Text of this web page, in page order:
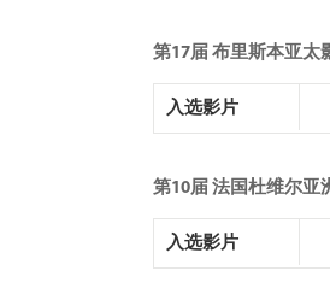
第17届 布里斯本亚太
入选影片
第10届 法国杜维尔亚
入选影片